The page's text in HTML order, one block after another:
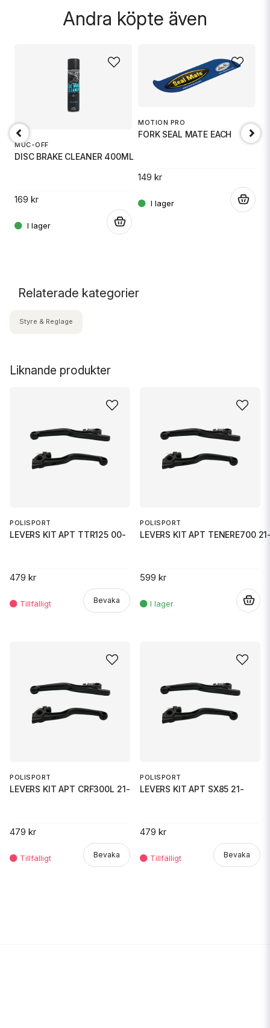
Andra köpte även
MUC-OFF
DISC BRAKE CLEANER 400ML
169 kr
MOTION PRO
FORK SEAL MATE EACH
149 kr
Liknande produkter
POLISPORT
LEVERS KIT APT TTR125 00-
479 kr
Bevaka
POLISPORT
LEVERS KIT APT TENERE700
599 kr
POLISPORT
LEVERS KIT APT CRF300L 21-
479 kr
Bevaka
POLISPORT
LEVERS KIT APT SX85 21-
479 kr
Bevaka
Relaterade kategorier
Styre & Reglage